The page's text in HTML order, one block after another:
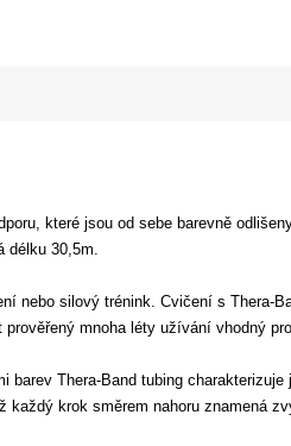
které jsou od sebe barevně
30,5m.
nebo silový trénink. Cvičení s Thera-
mnoha léty užívání vhodný
Thera-Band tubing
krok směrem nahoru znamená